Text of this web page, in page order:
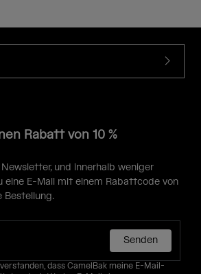
Rabatt von 10 %
und innerhalb weniger
eine E-Mail mit einem Rabattcode von
Bestellung.
Senden
dass CamelBak meine E-Mail-